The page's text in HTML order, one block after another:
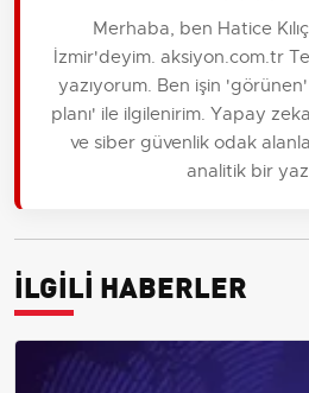
Merhaba, ben Hatice
İzmir'deyim. aksiyon.com.tr
yazıyorum. Ben işin 'görünen'
planı' ile ilgilenirim. Yapay
ve siber güvenlik odak
analitik bir
İLGİLİ HABERLER